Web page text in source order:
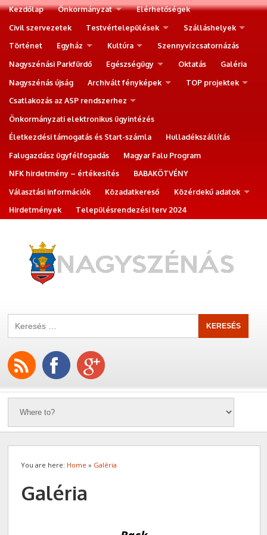
Kezdőlap Önkormányzat
Elérhetőségek
Civil szervezetek
Testvértelepülések
Szálláshelyek
Történet
Egyház Kultúra
Szennyvízcsatornázás
Nagyszénási Parkfürdő
Egészségügy Oktatás
Galéria
Nagyszénás újság
Archivált fényképek
TOP projektek
Csatlakozás az ASP rendszerhez
Önkormányzati elektronikus ügyintézés
Életkezdési támogatás és Start-számla
Hulladékszállítás
Falugazdász ügyfélfogadás
Magyar Falu Program
NFK hirdetmény – értékesítés
BABAKÖTVÉNY
Választási információk
Közadatkereső
Közérdekű adatok
Hirdetmények
Településrendezési terv 2024
You are here: Home » Galéria
Galéria